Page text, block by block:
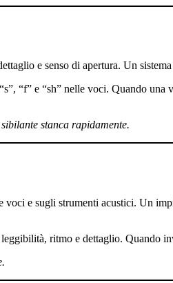
e senso di apertura. Un
“f” e “sh” nelle voci. Quando
stanca rapidamente.
e sugli strumenti acustici. Un
ritmo e dettaglio. Quando